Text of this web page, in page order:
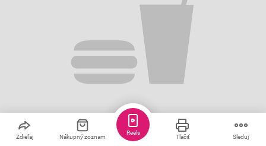
Zdieľaj Nákupný zoznam Tlačiť Sleduj
Reels